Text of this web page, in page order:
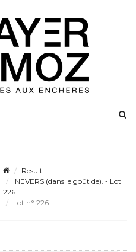
Result
NEVERS (dans le goût de). - Lot
226
Lot n° 226